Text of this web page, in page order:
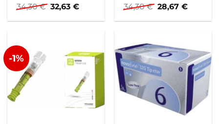
34,30€ Ursprünglicher
Preis
war:
32,63€Aktueller
ist:
34,30€ Ursprünglicher
Preis
war:
28,67€
ist:
-1%